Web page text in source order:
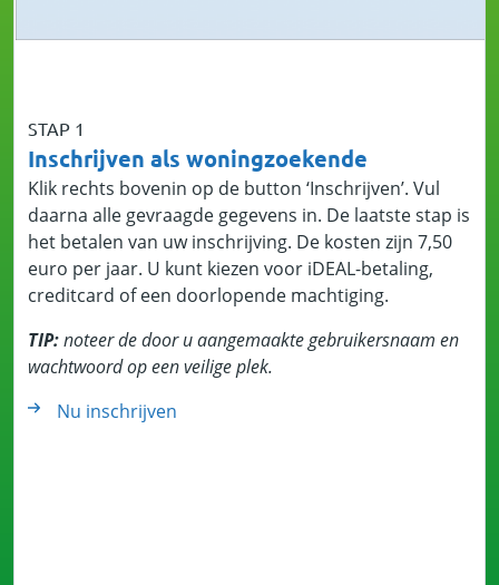
STAP 1
Inschrijven als woningzoekende
Klik rechts bovenin op de button ‘Inschrijven’. Vul
daarna alle gevraagde gegevens in. De laatste stap is
het betalen van uw inschrijving. De kosten zijn 7,50
euro per jaar. U kunt kiezen voor iDEAL-betaling,
creditcard of een doorlopende machtiging.
TIP:noteer de door u aangemaakte gebruikersnaam en
wachtwoord op een veilige plek.
Nu inschrijven